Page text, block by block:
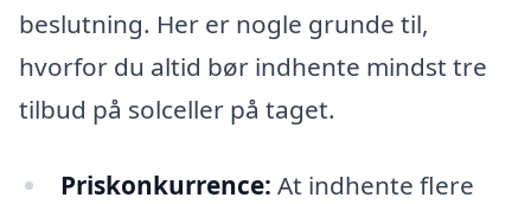
beslutning. Her er nogle grunde til,
hvorfor du altid bør indhente mindst tre
tilbud på solceller på taget.
Priskonkurrence: At indhente flere